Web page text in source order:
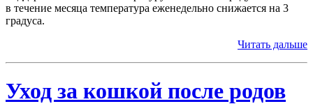
в течение месяца температура еженедельно снижается на 3
градуса.
Читать дальше
Уход за кошкой после родов